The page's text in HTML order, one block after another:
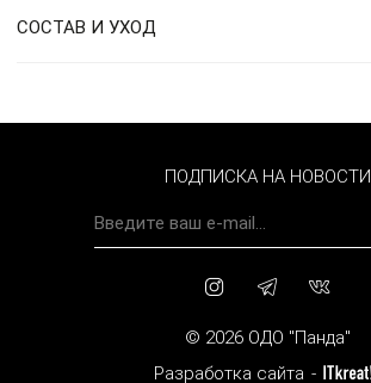
СОСТАВ И УХОД
© 2026 ОДО "Панда"
Разработка сайта -
ПОДПИСКА НА НОВОСТИ